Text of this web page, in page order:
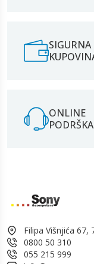
SIGURNA
ONLINE
Filipa Višnjića 67,
0800 50 310
055 215 999